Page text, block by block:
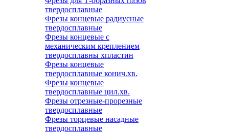
твердосплавные
Фрезы концевые радиусные
твердосплавные
Фрезы концевые с
механическим креплением
твердосплавны хпластин
Фрезы концевые
твердосплавные конич.хв.
Фрезы концевые
твердосплавные цил.хв.
Фрезы отрезные-прорезные
твердосплавные
Фрезы торцевые насадные
твердосплавные